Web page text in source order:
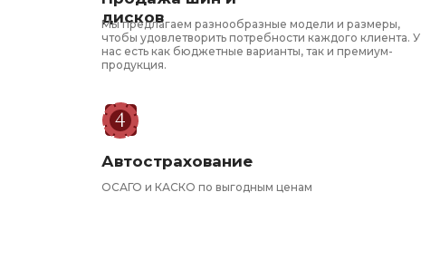
дисков
Мы предлагаем разнообразные модели и размеры,
чтобы удовлетворить потребности каждого клиента. У
нас есть как бюджетные варианты, так и премиум-
продукция.
Автострахование
ОСАГО и КАСКО по выгодным ценам